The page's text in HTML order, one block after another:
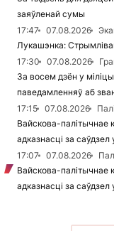
заяўленай сумы
17:47
07.08.2026
Лукашэнка:
17:30
07.08.2026
За восем дзён у
паведамленняў аб
17:15
07.08.2026
Вайскова-палітычнае
адказнасці за
17:07
07.08.2026
Вайскова-палітычнае
адказнасці за